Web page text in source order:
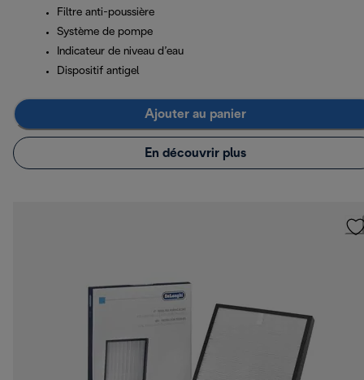
Filtre anti-poussière
Système de pompe
Indicateur de niveau d’eau
Dispositif antigel
Ajouter au panier
En découvrir plus